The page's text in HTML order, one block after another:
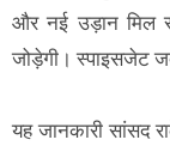
और नई उड़ान मिल
जोड़ेगी। स्पाइसजेट
यह जानकारी सांसद